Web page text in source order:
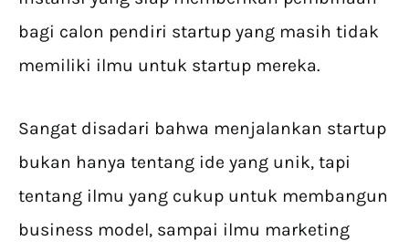
bagi calon pendiri startup yang masih tidak
memiliki ilmu untuk startup mereka.
Sangat disadari bahwa menjalankan startup
bukan hanya tentang ide yang unik, tapi
tentang ilmu yang cukup untuk membangun
business model, sampai ilmu marketing